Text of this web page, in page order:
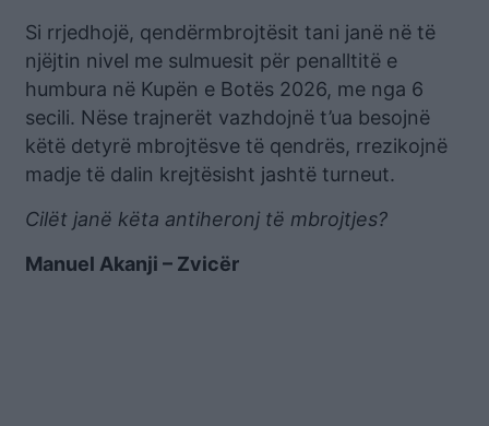
Si rrjedhojë, qendërmbrojtësit tani janë në të
njëjtin nivel me sulmuesit për penalltitë e
humbura në Kupën e Botës 2026, me nga 6
secili. Nëse trajnerët vazhdojnë t’ua besojnë
këtë detyrë mbrojtësve të qendrës, rrezikojnë
madje të dalin krejtësisht jashtë turneut.
Cilët janë këta antiheronj të mbrojtjes?
Manuel Akanji – Zvicër